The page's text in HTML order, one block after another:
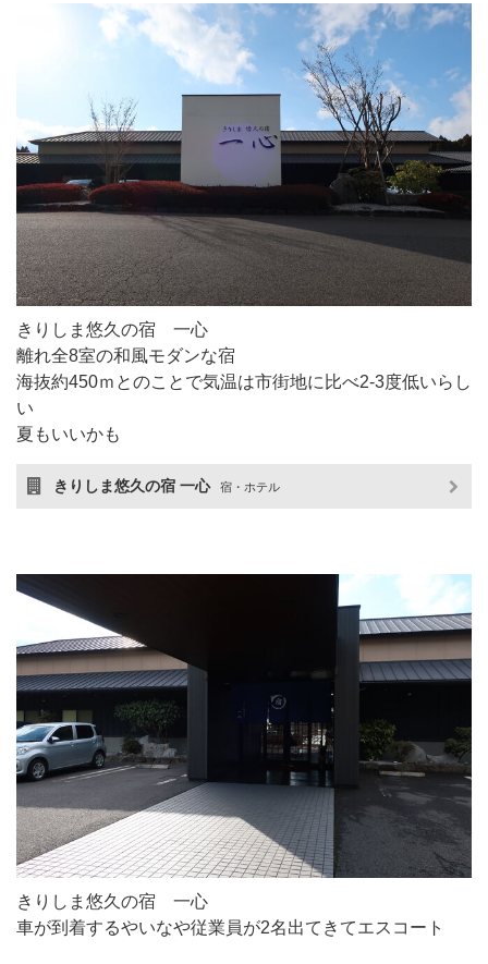
きりしま悠久の宿 一心
離れ全8室の和風モダンな宿
海抜約450ｍとのことで気温は市街地に比べ2-3度低いらし
い
夏もいいかも
きりしま悠久の宿 一心 宿・ホテル
きりしま悠久の宿 一心
車が到着するやいなや従業員が2名出てきてエスコート